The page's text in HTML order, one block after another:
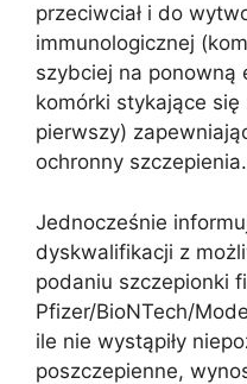
przeciwciał i do
immunologicznej
szybciej na ponowną
komórki stykające
pierwszy)
ochronny szczepienia.
Jednocześnie
dyskwalifikacji z
podaniu szczepionki
Pfizer/BioNTech/
ile nie wystąpiły
poszczepienne,